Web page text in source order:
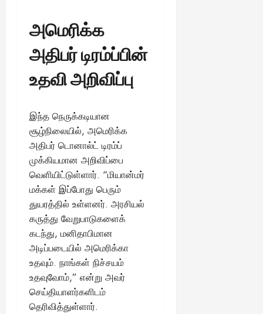
அமெரிக்க
அதிபர் டிரம்ப்பின்
உதவி அறிவிப்பு
இந்த நெருக்கடியான
சூழ்நிலையில், அமெரிக்க
அதிபர் டொனால்ட் டிரம்ப்
முக்கியமான அறிவிப்பை
வெளியிட்டுள்ளார். “மியான்மர்
மக்கள் இப்போது பெரும்
துயரத்தில் உள்ளனர். அரசியல்
கருத்து வேறுபாடுகளைக்
கடந்து, மனிதாபிமான
அடிப்படையில் அமெரிக்கா
உதவும். நாங்கள் நிச்சயம்
உதவுவோம்,” என்று அவர்
செய்தியாளர்களிடம்
தெரிவித்துள்ளார்.